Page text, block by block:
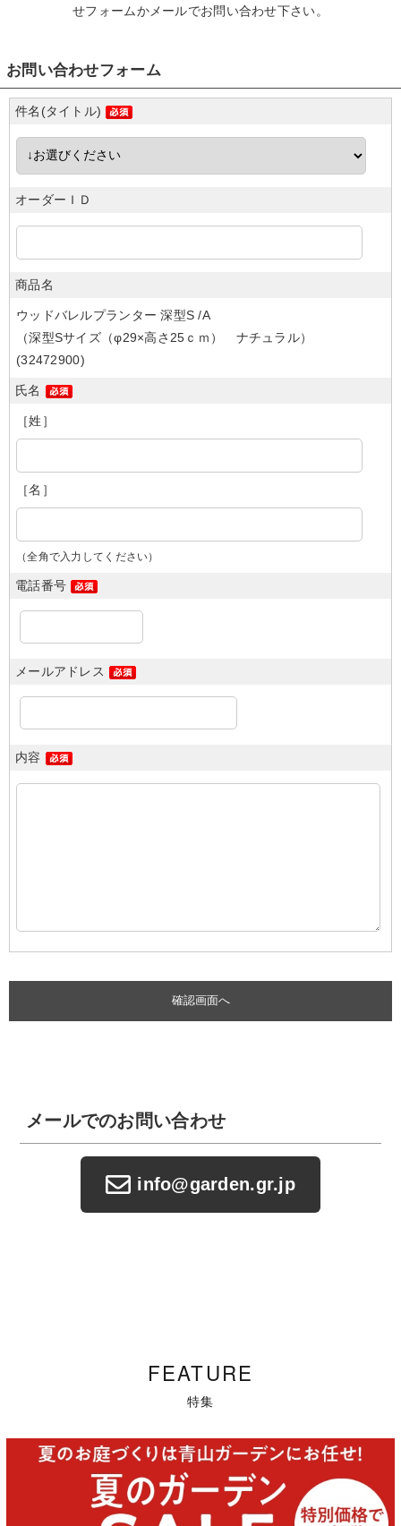
せフォームかメールでお問い合わせ下さい。
お問い合わせフォーム
件名(タイトル)
オーダーＩＤ
商品名
ウッドバレルプランター 深型S /A
（深型Sサイズ（φ29×高さ25ｃｍ） ナチュラル）
(32472900)
氏名
［姓］
［名］
（全角で入力してください）
電話番号
メールアドレス
内容
メールでのお問い合わせ
info@garden.gr.jp
FEATURE
特集